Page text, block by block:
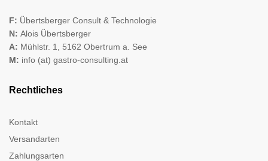
F: Übertsberger Consult & Technologie
N: Alois Übertsberger
A: Mühlstr. 1, 5162 Obertrum a. See
M: info (at) gastro-consulting.at
Rechtliches
Kontakt
Versandarten
Zahlungsarten